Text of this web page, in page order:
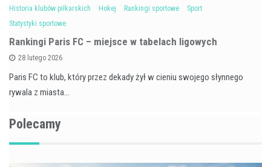
Historia klubów piłkarskich Hokej Rankingi sportowe
Sport
Statystyki sportowe
Rankingi Paris FC – miejsce w tabelach ligowych
28 lutego 2026
Paris FC to klub, który przez dekady żył w cieniu swojego słynnego
rywala z miasta…
Polecamy